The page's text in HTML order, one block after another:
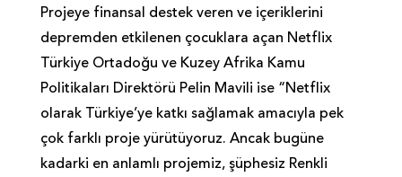
Projeye finansal destek veren ve içeriklerini
depremden etkilenen çocuklara açan Netflix
Türkiye Ortadoğu ve Kuzey Afrika Kamu
Politikaları Direktörü Pelin Mavili ise “Netflix
olarak Türkiye’ye katkı sağlamak amacıyla pek
çok farklı proje yürütüyoruz. Ancak bugüne
kadarki en anlamlı projemiz, şüphesiz Renkli